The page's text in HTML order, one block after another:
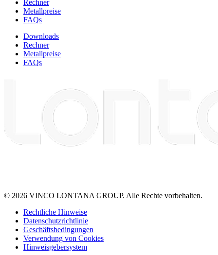
Rechner
Metallpreise
FAQs
Downloads
Rechner
Metallpreise
FAQs
© 2026 VINCO LONTANA GROUP. Alle Rechte vorbehalten.
Rechtliche Hinweise
Datenschutzrichtlinie
Geschäftsbedingungen
Verwendung von Cookies
Hinweisgebersystem